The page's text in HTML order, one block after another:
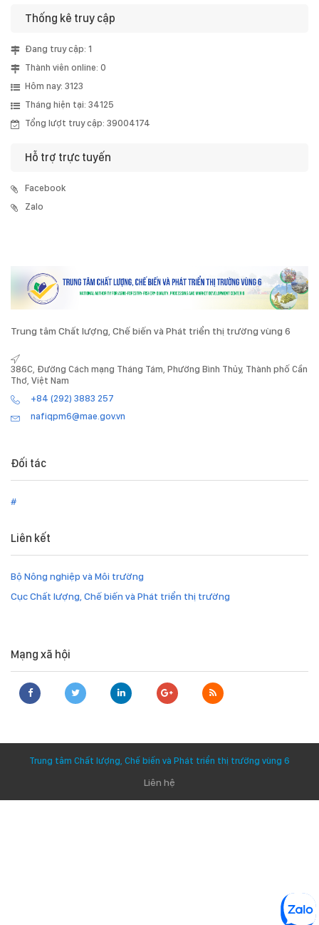
Thống kê truy cập
Đang truy cập: 1
Thành viên online: 0
Hôm nay: 3123
Tháng hiện tại: 34125
Tổng lượt truy cập: 39004174
Hỗ trợ trực tuyến
Facebook
Zalo
Trung tâm Chất lượng, Chế biến và Phát triển thị trường vùng 6
386C, Đường Cách mạng Tháng Tám, Phường Bình Thủy, Thành phố Cần
Thơ, Việt Nam
+84 (292) 3883 257
nafiqpm6@mae.gov.vn
Đối tác
#
Liên kết
Bộ Nông nghiệp và Môi trường
Cục Chất lượng, Chế biến và Phát triển thị trường
Mạng xã hội
Trung tâm Chất lượng, Chế biến và Phát triển thị trường vùng 6
Liên hệ